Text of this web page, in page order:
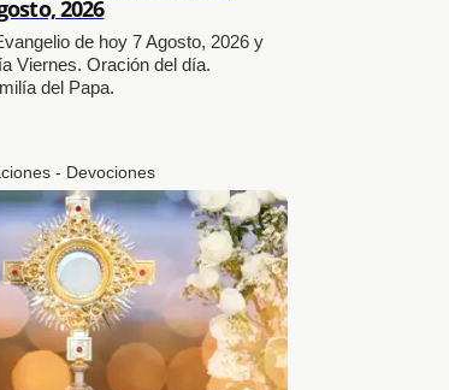
2026
de hoy 7 Agosto, 2026 y
Viernes. Oración del día.
del Papa.
- Devociones